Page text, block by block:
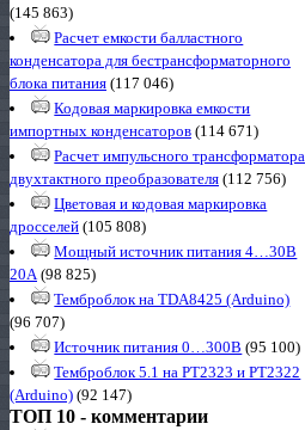
(145 863)
Расчет емкости балластного
конденсатора для бестрансформаторного
блока питания (117 046)
Кодовая маркировка емкости
импортных конденсаторов (114 671)
Расчет импульсного трансформатора
двухтактного преобразователя (112 756)
Цветовая и кодовая маркировка
дросселей (105 808)
Мощный источник питания 4…30В
20А (98 825)
Темброблок на TDA8425 (Arduino)
(96 707)
Источник питания 0…300В (95 100)
Темброблок 5.1 на PT2323 и PT2322
(Arduino) (92 147)
ТОП 10 - комментарии